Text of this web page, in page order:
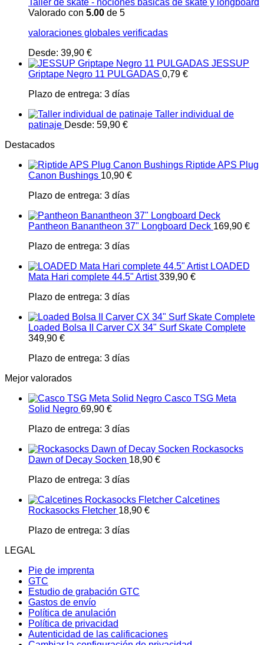
Taller de skate - nociones básicas de skate y longboard
Valorado con 5.00 de 5
valoraciones globales verificadas
Desde: 39,90 €
JESSUP
Griptape Negro 11 PULGADAS 0,79 €
Plazo de entrega: 3 días
Taller individual de
patinaje Desde: 59,90 €
Destacados
Riptide APS Plug
Canon Bushings 10,90 €
Plazo de entrega: 3 días
Pantheon Banantheon 37" Longboard Deck 169,90 €
Plazo de entrega: 3 días
LOADED
Mata Hari complete 44.5" Artist 339,90 €
Plazo de entrega: 3 días
Loaded Bolsa II Carver CX 34" Surf Skate Complete
349,90 €
Plazo de entrega: 3 días
Mejor valorados
Casco TSG Meta
Solid Negro 69,90 €
Plazo de entrega: 3 días
Rockasocks
Dawn of Decay Socken 18,90 €
Plazo de entrega: 3 días
Calcetines
Rockasocks Fletcher 18,90 €
Plazo de entrega: 3 días
LEGAL
Pie de imprenta
GTC
Estudio de grabación GTC
Gastos de envío
Política de anulación
Política de privacidad
Autenticidad de las calificaciones